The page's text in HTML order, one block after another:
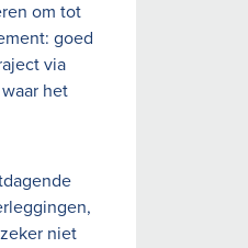
om tot
goed
via
het
niet